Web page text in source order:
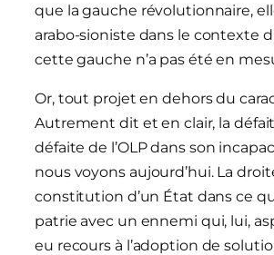
que la gauche révolutionnaire,
arabo-sioniste dans le contexte
cette gauche n’a pas été en
Or, tout projet en dehors du
Autrement dit et en clair, la
défaite de l’OLP dans son
nous voyons aujourd’hui. La
constitution d’un État dans ce
patrie avec un ennemi qui, lui,
eu recours à l’adoption de